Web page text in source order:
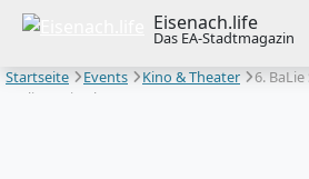
Eisenach.life
Das EA-Stadtmagazin
Startseite
Events Kino & Theater
6.
Berliner Distel